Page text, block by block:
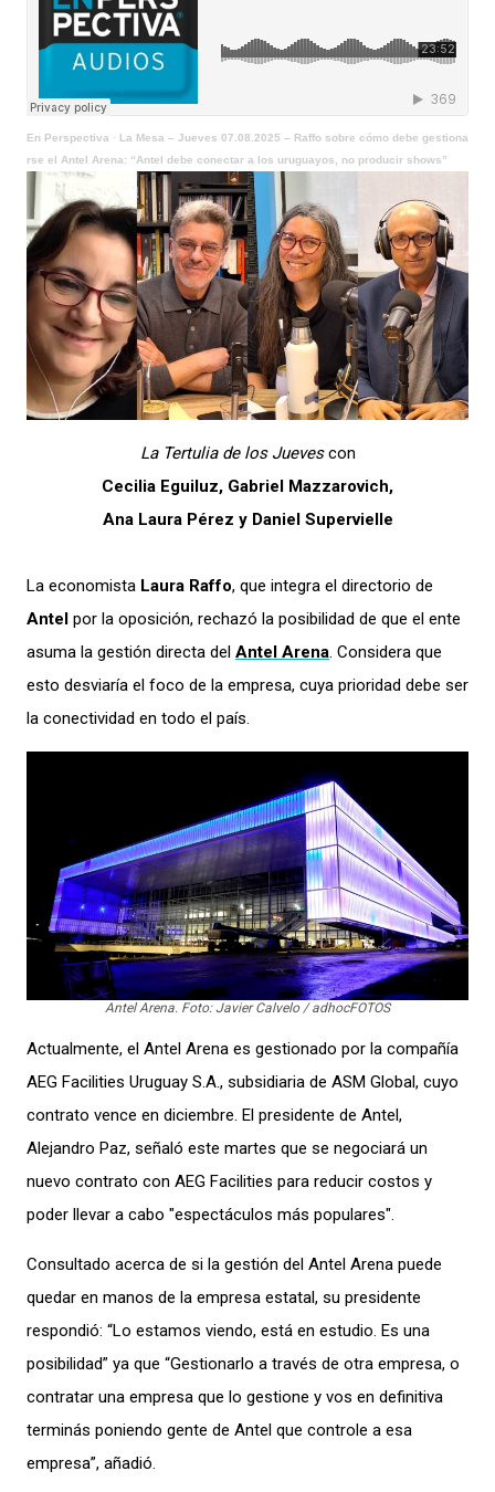
En Perspectiva · La Mesa – Jueves 07.08.2025 – Raffo sobre cómo debe gestiona
rse el Antel Arena: “Antel debe conectar a los uruguayos, no producir shows”
La Tertulia de los Juevescon
Cecilia Eguiluz, Gabriel Mazzarovich,
Ana Laura Pérez y Daniel Supervielle
La economista Laura Raffo, que integra el directorio de
Antel por la oposición, rechazó la posibilidad de que el ente
asuma la gestión directa del Antel Arena. Considera que
esto desviaría el foco de la empresa, cuya prioridad debe ser
la conectividad en todo el país.
Antel Arena. Foto: Javier Calvelo / adhocFOTOS
Actualmente, el Antel Arena es gestionado por la compañía
AEG Facilities Uruguay S.A., subsidiaria de ASM Global, cuyo
contrato vence en diciembre. El presidente de Antel,
Alejandro Paz, señaló este martes que se negociará un
nuevo contrato con AEG Facilities para reducir costos y
poder llevar a cabo "espectáculos más populares".
Consultado acerca de si la gestión del Antel Arena puede
quedar en manos de la empresa estatal, su presidente
respondió: “Lo estamos viendo, está en estudio. Es una
posibilidad” ya que “Gestionarlo a través de otra empresa, o
contratar una empresa que lo gestione y vos en definitiva
terminás poniendo gente de Antel que controle a esa
empresa”, añadió.